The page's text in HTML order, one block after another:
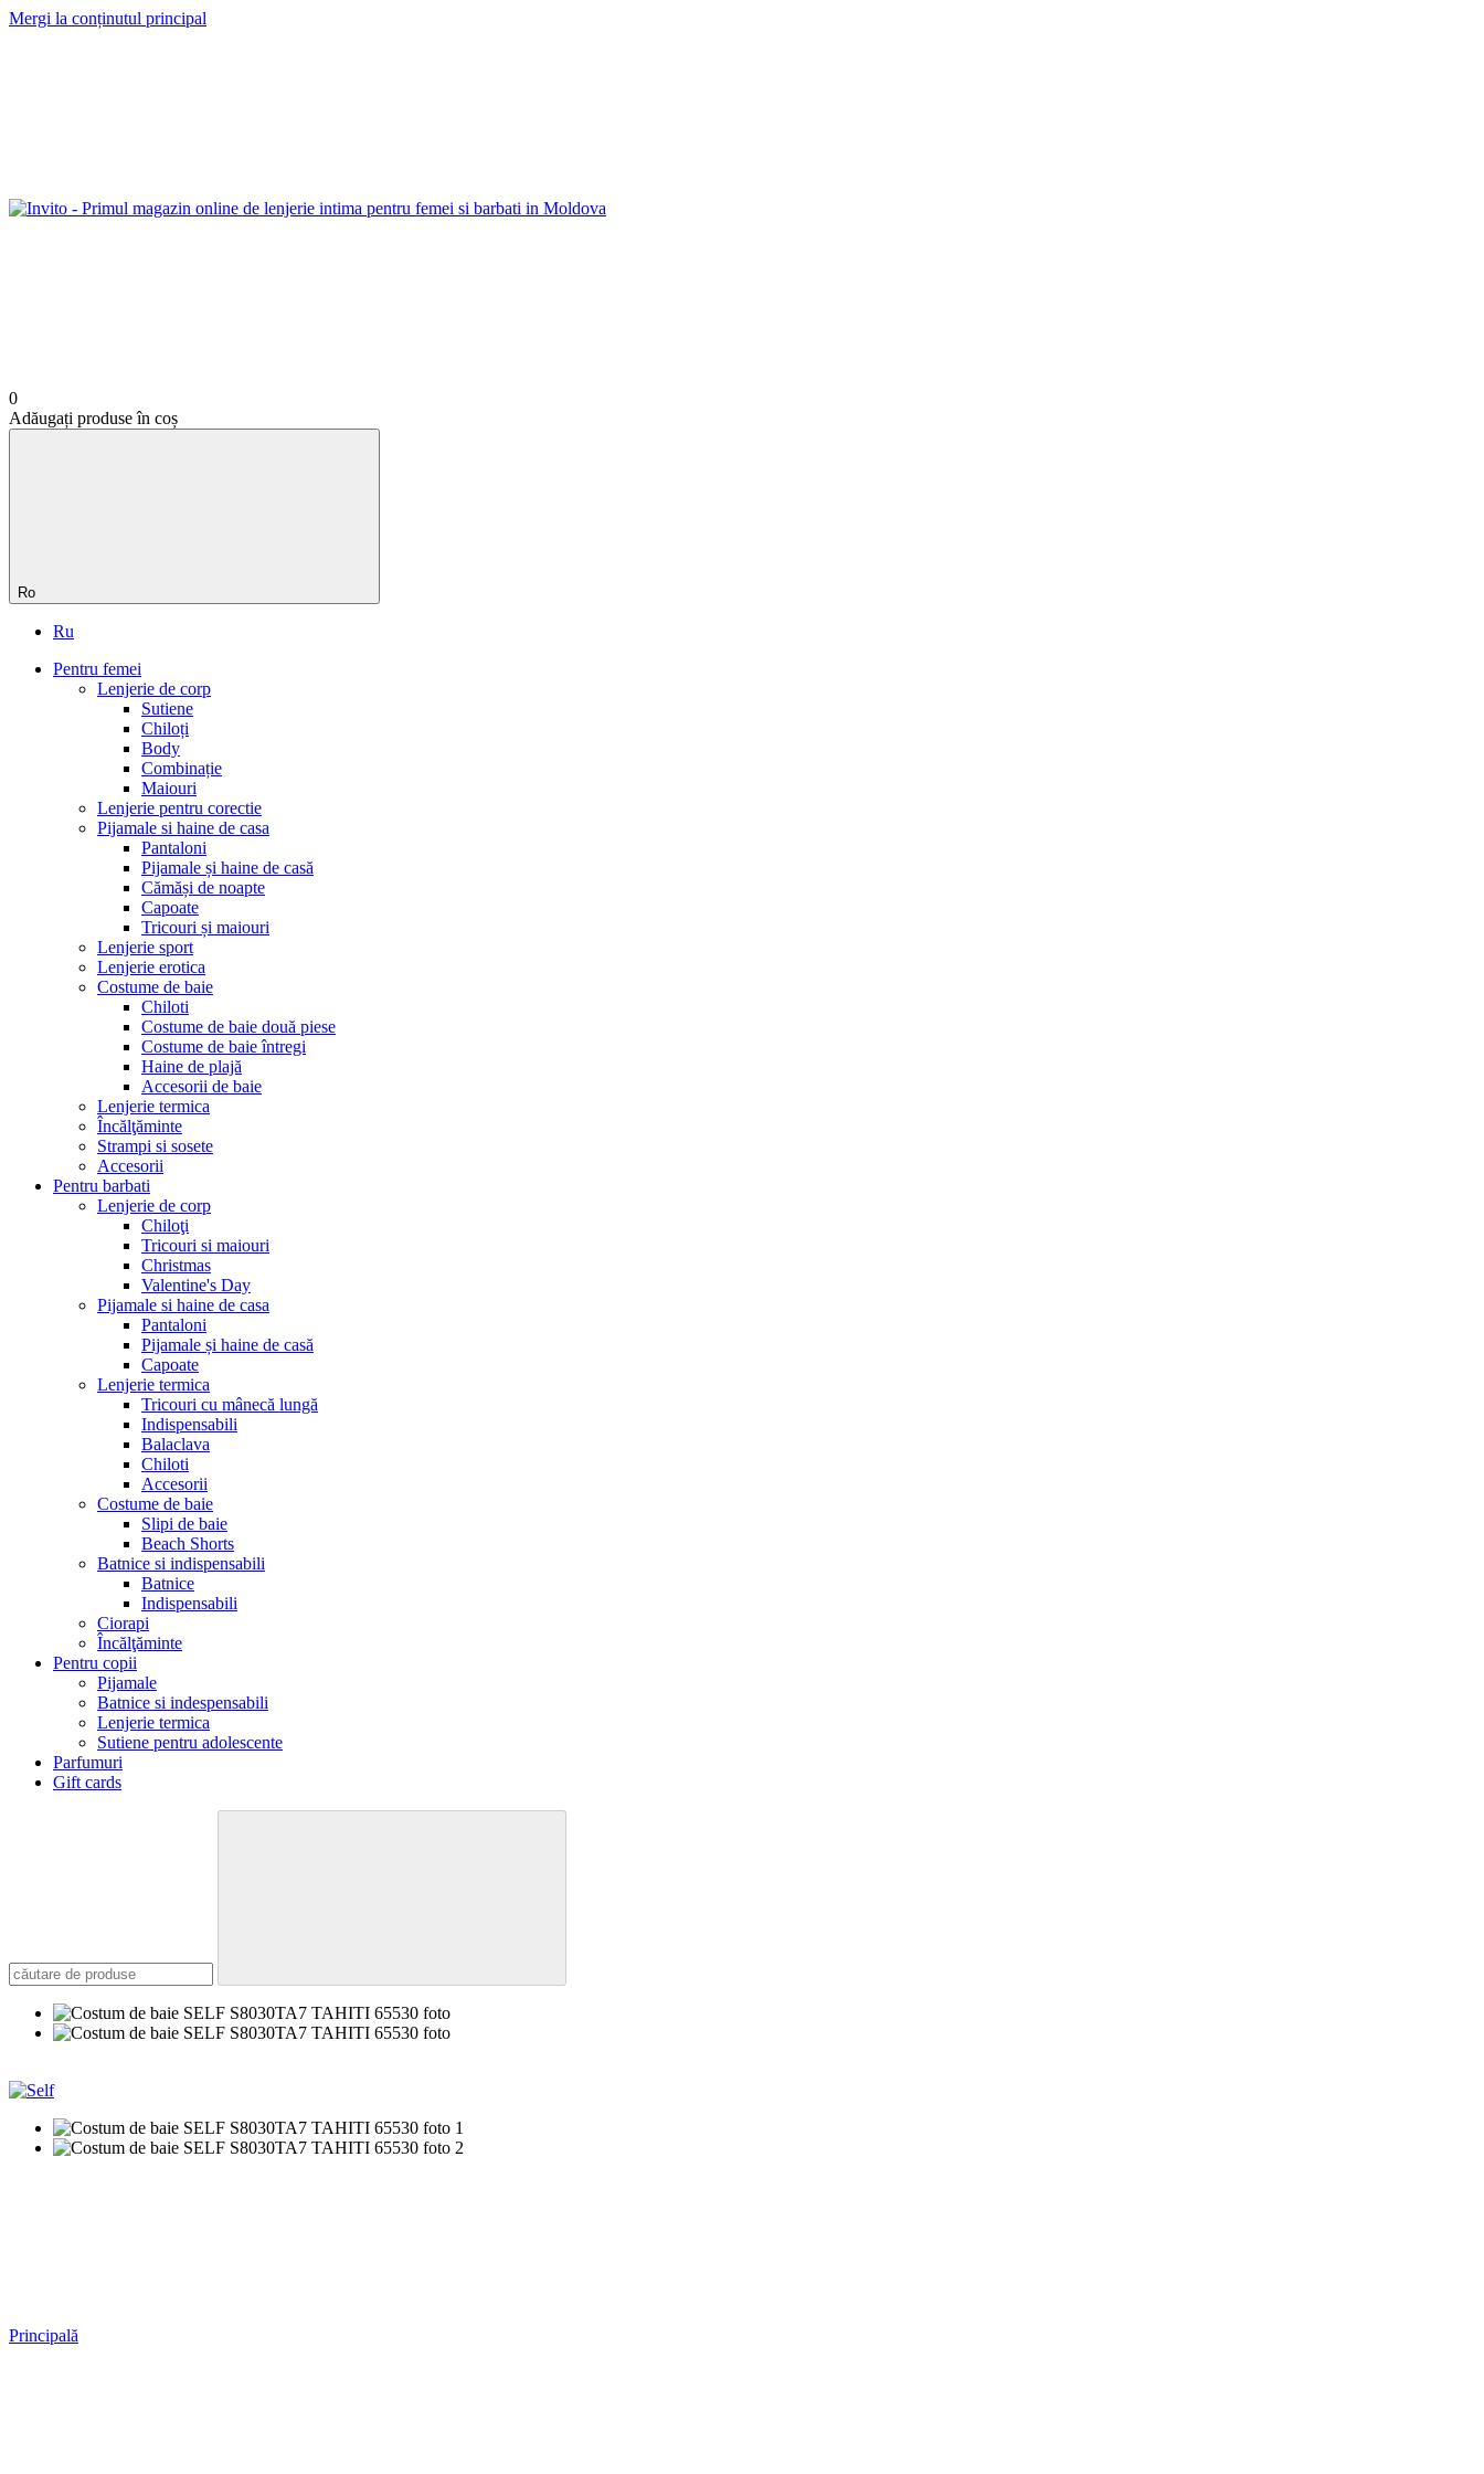
Mergi la conținutul principal
0
Adăugați produse în coș
Ro
Ru
Pentru femei
Lenjerie de corp
Sutiene
Chiloți
Body
Сombinație
Maiouri
Lenjerie pentru corectie
Pijamale si haine de casa
Pantaloni
Pijamale și haine de casă
Cămăși de noapte
Capoate
Tricouri și maiouri
Lenjerie sport
Lenjerie erotica
Costume de baie
Chiloti
Costume de baie două piese
Costume de baie întregi
Haine de plajă
Accesorii de baie
Lenjerie termica
Încălţăminte
Strampi si sosete
Accesorii
Pentru barbati
Lenjerie de corp
Chiloţi
Tricouri si maiouri
Christmas
Valentine's Day
Pijamale si haine de casa
Pantaloni
Pijamale și haine de casă
Capoate
Lenjerie termica
Tricouri cu mânecă lungă
Indispensabili
Balaclava
Chiloti
Accesorii
Costume de baie
Slipi de baie
Beach Shorts
Batnice si indispensabili
Batnice
Indispensabili
Ciorapi
Încălţăminte
Pentru copii
Pijamale
Batnice si indespensabili
Lenjerie termica
Sutiene pentru adolescente
Parfumuri
Gift cards
Principală